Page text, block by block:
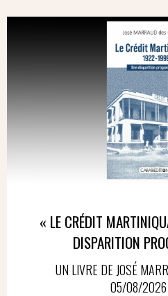
« LE CRÉDIT
DISPARITION
UN LIVRE DE JOSÉ
05/08/2026